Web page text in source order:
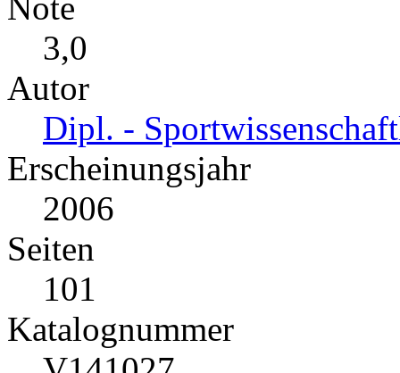
3,0
Autor
Dipl. -
Erscheinungsjahr
2006
Seiten
101
Katalognummer